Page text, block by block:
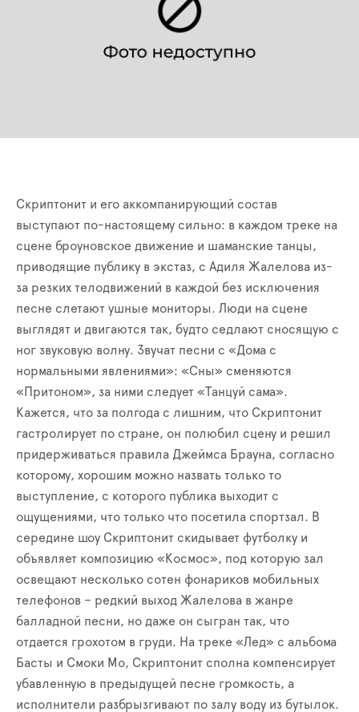
Скриптонит и его аккомпанирующий состав
выступают по-настоящему сильно: в каждом треке на
сцене броуновское движение и шаманские танцы,
приводящие публику в экстаз, с Адиля Жалелова из-
за резких телодвижений в каждой без исключения
песне слетают ушные мониторы. Люди на сцене
выглядят и двигаются так, будто седлают сносящую с
ног звуковую волну. Звучат песни с «Дома с
нормальными явлениями»: «Сны» сменяются
«Притоном», за ними следует «Танцуй сама».
Кажется, что за полгода с лишним, что Скриптонит
гастролирует по стране, он полюбил сцену и решил
придерживаться правила Джеймса Брауна, согласно
которому, хорошим можно назвать только то
выступление, с которого публика выходит с
ощущениями, что только что посетила спортзал. В
середине шоу Скриптонит скидывает футболку и
объявляет композицию «Космос», под которую зал
освещают несколько сотен фонариков мобильных
телефонов – редкий выход Жалелова в жанре
балладной песни, но даже он сыгран так, что
отдается грохотом в груди. На треке «Лед» с альбома
Басты и Смоки Мо, Скриптонит сполна компенсирует
убавленную в предыдущей песне громкость, а
исполнители разбрызгивают по залу воду из бутылок.